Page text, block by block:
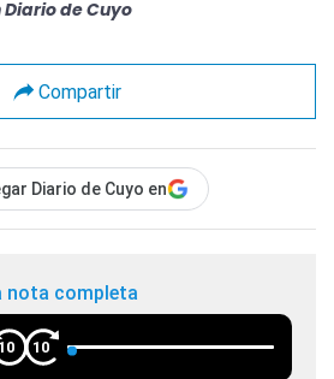
de Cuyo
Compartir
Diario de Cuyo en
nota completa
10 10